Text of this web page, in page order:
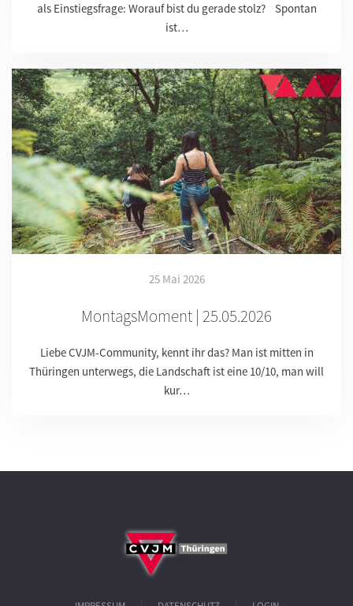
als Einstiegsfrage: Worauf bist du gerade stolz? Spontan
ist…
25 Mai 2026
MontagsMoment | 25.05.2026
Liebe CVJM-Community, kennt ihr das? Man ist mitten in
Thüringen unterwegs, die Landschaft ist eine 10/10, man will
kur…